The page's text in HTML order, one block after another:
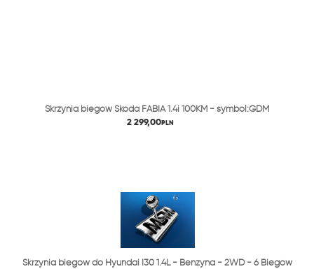
Skrzynia biegów Skoda FABIA 1.4i 100KM - symbol:GDM
2 299,00PLN
Skrzynia biegów do Hyundai I30 1.4L - Benzyna - 2WD - 6 Biegów